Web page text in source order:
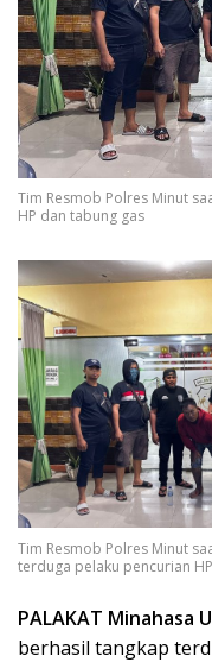
Tim Resmob Polres Minut
HP dan tabung gas
Tim Resmob Polres Minut
terduga pelaku pencurian
PALAKAT Minahasa
berhasil tangkap